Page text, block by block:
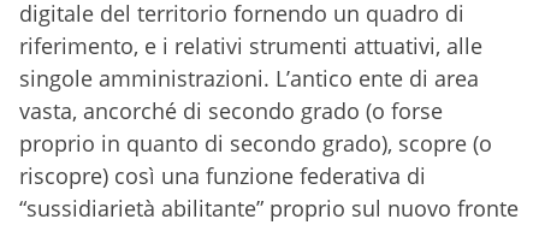
digitale del territorio fornendo un quadro di
riferimento, e i relativi strumenti attuativi, alle
singole amministrazioni. L’antico ente di area
vasta, ancorché di secondo grado (o forse
proprio in quanto di secondo grado), scopre (o
riscopre) così una funzione federativa di
“sussidiarietà abilitante” proprio sul nuovo fronte